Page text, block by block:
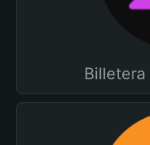
Billetera